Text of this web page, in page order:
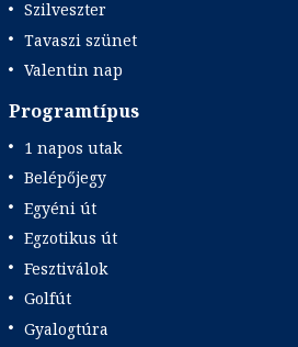
Szilveszter
Tavaszi szünet
Valentin nap
Programtípus
1 napos utak
Belépőjegy
Egyéni út
Egzotikus út
Fesztiválok
Golfút
Gyalogtúra